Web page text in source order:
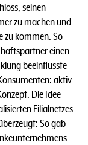
seinen
zu machen und
zu kommen. So
einen
beeinflusste
aktiv
Die Idee
Filialnetzes
So gab